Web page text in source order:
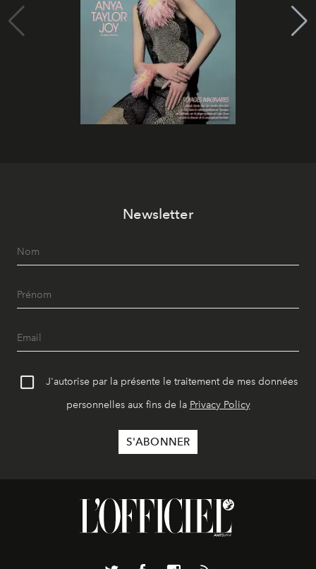
Newsletter
J'autorise par la présente le traitement de mes données
personnelles aux fins de la Privacy Policy